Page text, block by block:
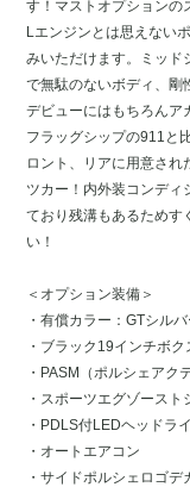
す！マストオプションの
Lエンジンとは思えない
みいただけます。ミッド
で無駄のないボディ、剛
デビューにはもちろんア
フラッグシップの911と
ロント、リアに用意さ
ツカー！内外装コンディ
ており残溝もあるためす
い！
＜オプション装備＞
・有償カラー：GTシル
・ブラック19インチボ
・PASM（ポルシェアク
・スポーツエグゾースト
・PDLS付LEDヘッドラ
・オートエアコン
・サイドポルシェロゴデ